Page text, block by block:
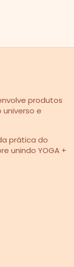
produtos
e
prática do
unindo YOGA +